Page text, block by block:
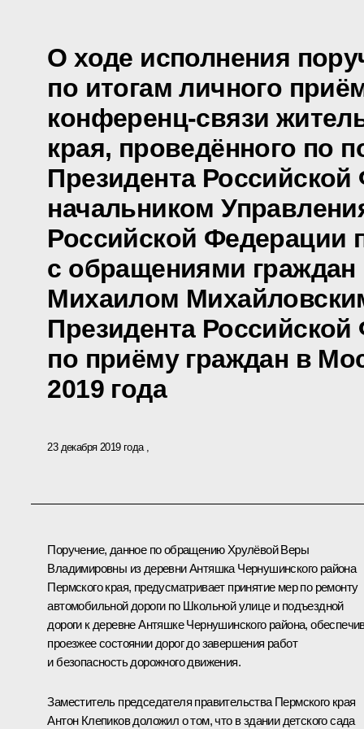
О ходе исполнения
по итогам личного
конференц-связи
края, проведённого по
Президента
начальником
Российской Федерации
с обращениями граждан
Михаилом
Президента
по приёму граждан в
2019 года
23 декабря 2019 года
Поручение, данное по обращению Хрулёвой Веры
Владимировны из деревни Антяшка Чернушинского района
Пермского края, предусматривает принятие мер по ремонту
автомобильной дороги по Школьной улице и подъездной
дороги к деревне Антяшке Чернушинского района,
проезжее состоянии дорог до завершения работ
и безопасность дорожного движения.
Заместитель председателя правительства Пермского края
Антон Клепиков доложил о том, что в здании детского сада